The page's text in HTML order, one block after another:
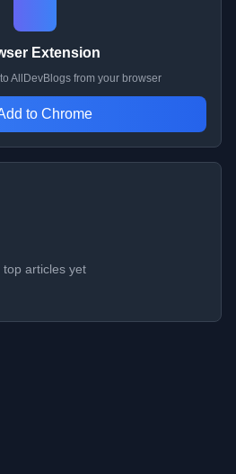
Extension
AllDevBlogs from your browser
to Chrome
top articles yet